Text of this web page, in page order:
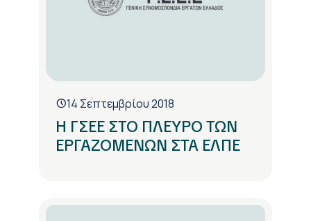
14 Σεπτεμβρίου 2018
Η ΓΣΕΕ ΣΤΟ ΠΛΕΥΡΟ ΤΩΝ
ΕΡΓΑΖΟΜΕΝΩΝ ΣΤΑ ΕΛΠΕ